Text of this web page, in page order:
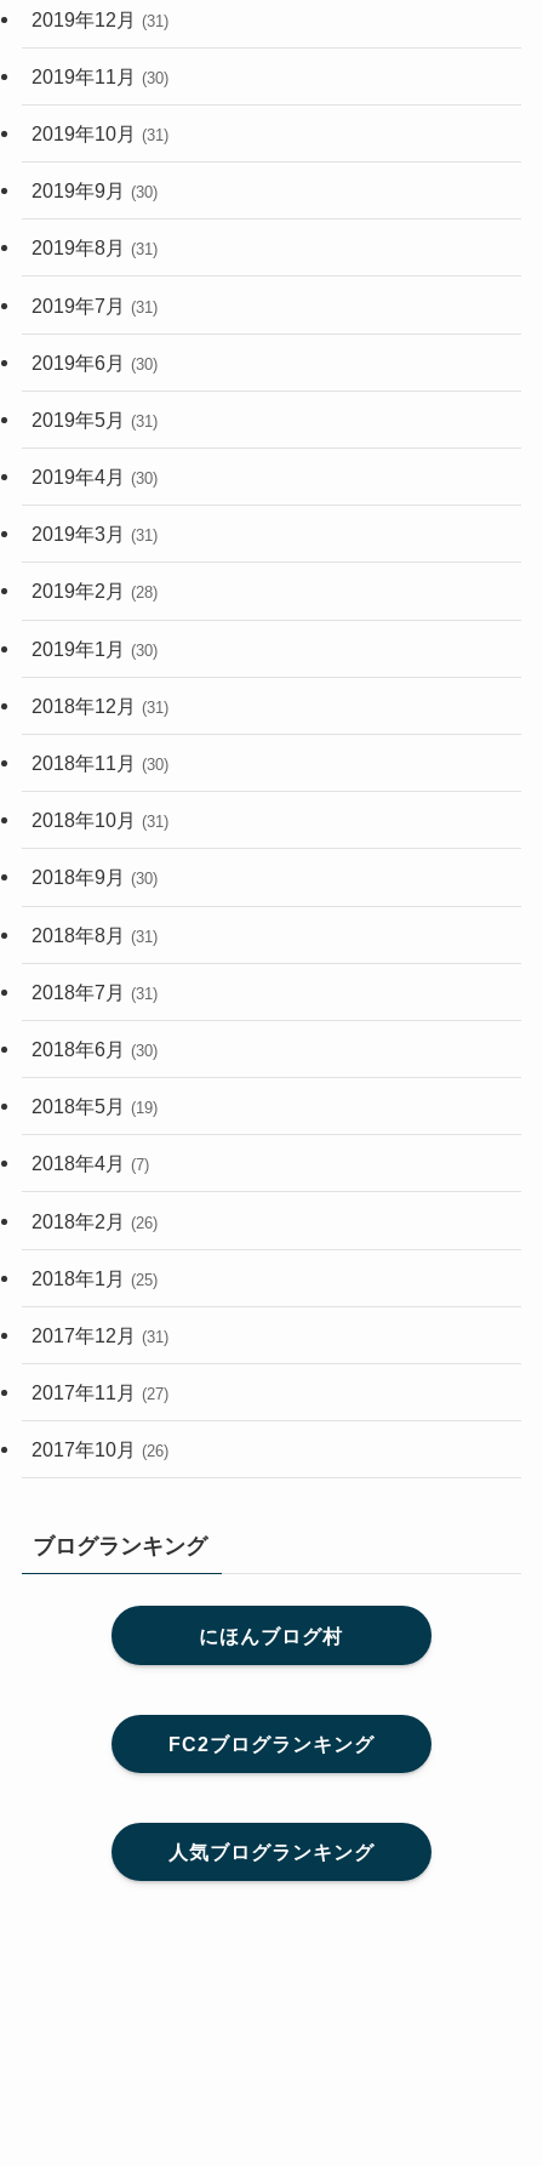
2019年12月 (31)
2019年11月 (30)
2019年10月 (31)
2019年9月 (30)
2019年8月 (31)
2019年7月 (31)
2019年6月 (30)
2019年5月 (31)
2019年4月 (30)
2019年3月 (31)
2019年2月 (28)
2019年1月 (30)
2018年12月 (31)
2018年11月 (30)
2018年10月 (31)
2018年9月 (30)
2018年8月 (31)
2018年7月 (31)
2018年6月 (30)
2018年5月 (19)
2018年4月 (7)
2018年2月 (26)
2018年1月 (25)
2017年12月 (31)
2017年11月 (27)
2017年10月 (26)
ブログランキング
にほんブログ村
FC2ブログランキング
人気ブログランキング